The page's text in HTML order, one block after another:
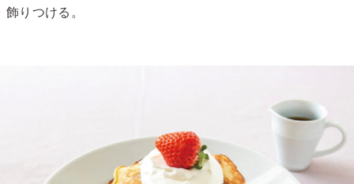
飾りつける。